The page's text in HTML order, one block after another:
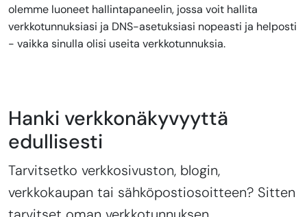
olemme luoneet hallintapaneelin, jossa voit hallita
verkkotunnuksiasi ja DNS-asetuksiasi nopeasti ja helposti
- vaikka sinulla olisi useita verkkotunnuksia.
Hanki verkkonäkyvyyttä
edullisesti
Tarvitsetko verkkosivuston, blogin,
verkkokaupan tai sähköpostiosoitteen? Sitten